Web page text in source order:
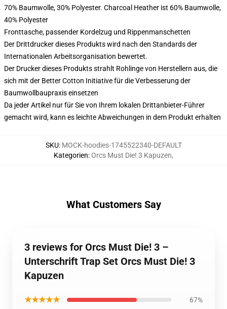
70% Baumwolle, 30% Polyester. Charcoal Heather ist 60% Baumwolle,
40% Polyester
Fronttasche, passender Kordelzug und Rippenmanschetten
Der Drittdrucker dieses Produkts wird nach den Standards der
Internationalen Arbeitsorganisation bewertet.
Der Drucker dieses Produkts strahlt Rohlinge von Herstellern aus, die
sich mit der Better Cotton Initiative für die Verbesserung der
Baumwollbaupraxis einsetzen
Da jeder Artikel nur für Sie von Ihrem lokalen Drittanbieter-Führer
gemacht wird, kann es leichte Abweichungen in dem Produkt erhalten
SKU: MOCK-hoodies-1745522340-DEFAULT
Kategorien:Orcs Must Die! 3 Kapuzen,
What Customers Say
3 reviews for Orcs Must Die! 3 –
Unterschrift Trap Set Orcs Must Die! 3
Kapuzen
★★★★★ 67%